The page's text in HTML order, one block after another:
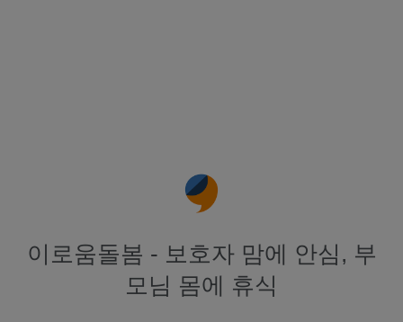
이로움돌봄 - 보호자 맘에 안심, 부
모님 몸에 휴식